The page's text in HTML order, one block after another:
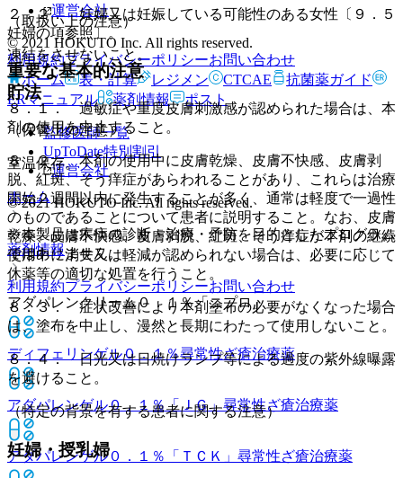
（取扱い上の注意）
凍結をさせないこと。
貯法
（保管上の注意）
室温保存。
ホーム
薬剤情報
アダパレンクリーム０．１％「ニプロ」
ディフェリンゲル０．１％尋常性ざ瘡治療薬
アダパレンゲル０．１％「ＪＧ」尋常性ざ瘡治療薬
アダパレンゲル０．１％「ＴＣＫ」 尋常性ざ瘡治療薬
２．２． 妊婦又は妊娠している可能性のある女性〔９．５
妊婦の項参照〕。
重要な基本的注意
８．１． 過敏症や重度皮膚刺激感が認められた場合は、本
剤の使用を中止すること。
８．２． 本剤の使用中に皮膚乾燥、皮膚不快感、皮膚剥
脱、紅斑、そう痒症があらわれることがあり、これらは治療
開始２週間以内に発生することが多く、通常は軽度で一過性
のものであることについて患者に説明すること。なお、皮膚
乾燥、皮膚不快感、皮膚剥脱、紅斑、そう痒症が本剤の継続
使用中に消失又は軽減が認められない場合は、必要に応じて
休薬等の適切な処置を行うこと。
８．３． 症状改善により本剤塗布の必要がなくなった場合
は、塗布を中止し、漫然と長期にわたって使用しないこと。
８．４． 日光又は日焼けランプ等による過度の紫外線曝露
を避けること。
（特定の背景を有する患者に関する注意）
妊婦・授乳婦
運営会社
© 2021 HOKUTO Inc. All rights reserved.
利用規約プライバシーポリシーお問い合わせ
ホーム
表・計算 レジメン CTCAE
抗菌薬ガイド
ERマニュアル
薬剤情報 ポスト
監修医師一覧
UpToDate特別割引
運営会社
© 2021 HOKUTO Inc. All rights reserved.
※本製品は疾病の診断・治療・予防を目的としたプログラム
ではありません。
利用規約プライバシーポリシーお問い合わせ